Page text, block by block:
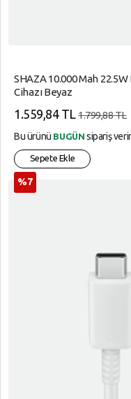
SHAZA 10.000 Mah
Cihazı Beyaz
1.559,84 TL 1.799,88 TL
Bu ürünü BUGÜN sipariş
Sepete Ekle
%7